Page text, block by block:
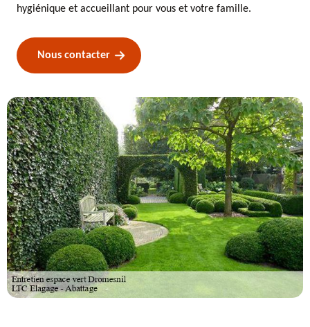
hygiénique et accueillant pour vous et votre famille.
Nous contacter